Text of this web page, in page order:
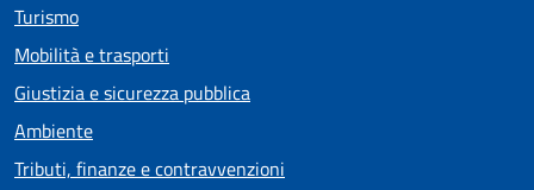
Turismo
Mobilità e trasporti
Giustizia e sicurezza pubblica
Ambiente
Tributi, finanze e contravvenzioni